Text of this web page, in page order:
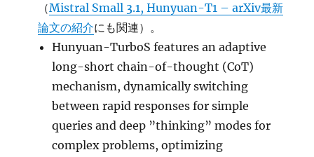
（Mistral Small 3.1, Hunyuan-T1 – arXiv最新
論文の紹介にも関連）。
Hunyuan-TurboS features an adaptive
long-short chain-of-thought (CoT)
mechanism, dynamically switching
between rapid responses for simple
queries and deep ”thinking” modes for
complex problems, optimizing